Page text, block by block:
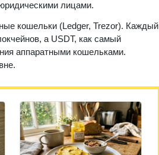
лицами.
кошельки (Ledger, Trezor). Каждый
а USDT, как самый
аппаратными кошельками.